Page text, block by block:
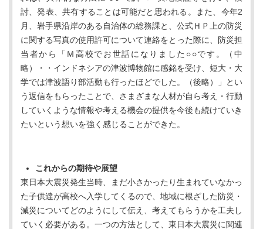
討、発表、共有することは可能だと思われる。また、今年2
月、岩手県沿岸のある自治体の総務課と、公式ＨＰ上の防災
に関する写真の使用許可について連絡をとった際に、防災担
当者から「Ｍ高校でお世話になりました○○です。（中
略）・・インドネシアの津波博物館に感銘を受け、短大・大
学では津波語り部活動も行ったほどでした。（後略）」とい
う返信をもらったことで、さまざまな人材が自ら考え・行動
していくような情報や考える機会の提供を今後も続けていき
たいという想いを強く感じることができた。
これからの期待や展望
東日本大震災発生当時、まだ小さかったり生まれていなかっ
た子供達が高校へ入学してくるので、地域に根ざした防災・
減災についてどのようにして伝え、考えてもらうかを工夫し
ていく必要がある。一つの方法として、東日本大震災に関連